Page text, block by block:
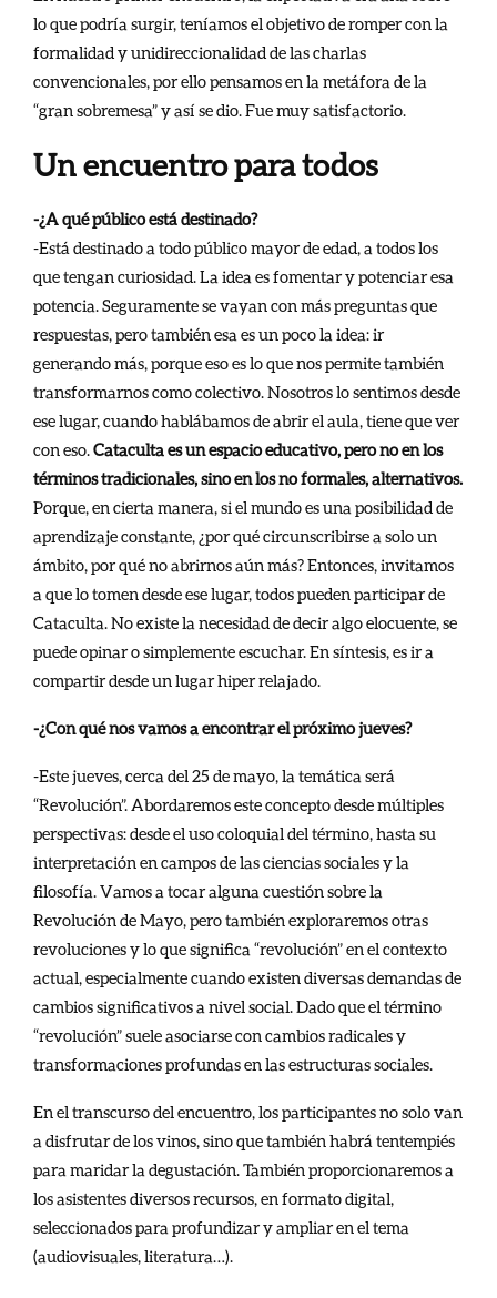
lo que podría surgir, teníamos el objetivo de romper con la
formalidad y unidireccionalidad de las charlas
convencionales, por ello pensamos en la metáfora de la
“gran sobremesa” y así se dio. Fue muy satisfactorio.
Un encuentro para todos
-¿A qué público está destinado?
-Está destinado a todo público mayor de edad, a todos los
que tengan curiosidad. La idea es fomentar y potenciar esa
potencia. Seguramente se vayan con más preguntas que
respuestas, pero también esa es un poco la idea: ir
generando más, porque eso es lo que nos permite también
transformarnos como colectivo. Nosotros lo sentimos desde
ese lugar, cuando hablábamos de abrir el aula, tiene que ver
con eso.Cataculta es un espacio educativo, pero no en los
términos tradicionales, sino en los no formales, alternativos.
Porque, en cierta manera, si el mundo es una posibilidad de
aprendizaje constante, ¿por qué circunscribirse a solo un
ámbito, por qué no abrirnos aún más? Entonces, invitamos
a que lo tomen desde ese lugar, todos pueden participar de
Cataculta. No existe la necesidad de decir algo elocuente, se
puede opinar o simplemente escuchar. En síntesis, es ir a
compartir desde un lugar hiper relajado.
-¿Con qué nos vamos a encontrar el próximo jueves?
-Este jueves, cerca del 25 de mayo, la temática será
“Revolución”. Abordaremos este concepto desde múltiples
perspectivas: desde el uso coloquial del término, hasta su
interpretación en campos de las ciencias sociales y la
filosofía. Vamos a tocar alguna cuestión sobre la
Revolución de Mayo, pero también exploraremos otras
revoluciones y lo que significa “revolución” en el contexto
actual, especialmente cuando existen diversas demandas de
cambios significativos a nivel social. Dado que el término
“revolución” suele asociarse con cambios radicales y
transformaciones profundas en las estructuras sociales.
En el transcurso del encuentro, los participantes no solo van
a disfrutar de los vinos, sino que también habrá tentempiés
para maridar la degustación. También proporcionaremos a
los asistentes diversos recursos, en formato digital,
seleccionados para profundizar y ampliar en el tema
(audiovisuales, literatura…).